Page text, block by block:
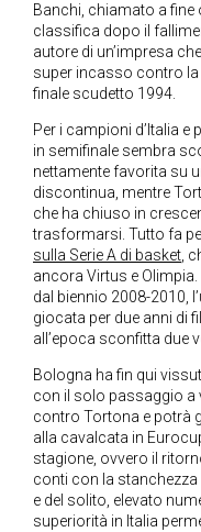
Banchi, chiamato a
classifica dopo il
autore di un’impresa
super incasso contro la
finale scudetto 1994.
Per i campioni d’Italia e
in semifinale sembra
nettamente favorita su
discontinua, mentre
che ha chiuso in
trasformarsi. Tutto fa
sulla Serie A di basket,
ancora Virtus e
dal biennio 2008-2010,
giocata per due anni di
all’epoca sconfitta due
Bologna ha fin qui
con il solo passaggio a
contro Tortona e potrà
alla cavalcata in
stagione, ovvero il
conti con la stanchezza
e del solito, elevato
superiorità in Italia